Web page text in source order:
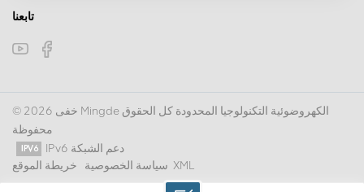
تابعنا
© 2026 خفى Mingde الكهروضوئية التكنولوجيا المحدودة كل الحقوق
محفوظة
IPv6 دعم الشبكة
خريطة الموقع
سياسة الخصوصية XML